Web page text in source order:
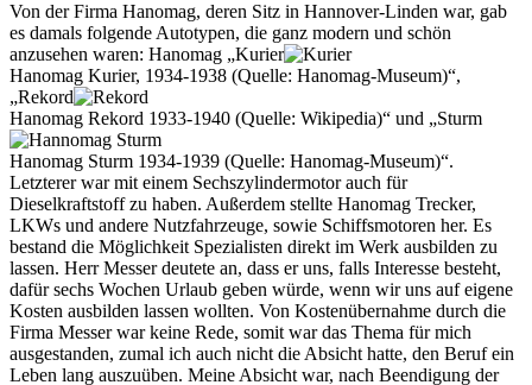
Von der Firma Hanomag, deren Sitz in Hannover-Linden war, gab
es damals folgende Autotypen, die ganz modern und schön
anzusehen waren: Hanomag
Kurier
Hanomag Kurier, 1934-1938 (Quelle: Hanomag-Museum) ,
Rekord
Hanomag Rekord 1933-1940 (Quelle: Wikipedia)
und Sturm
Hanomag Sturm 1934-1939 (Quelle: Hanomag-Museum) .
Letzterer war mit einem Sechszylindermotor auch für
Dieselkraftstoff zu haben. Außerdem stellte Hanomag Trecker,
LKWs und andere Nutzfahrzeuge, sowie Schiffsmotoren her. Es
bestand die Möglichkeit Spezialisten direkt im Werk ausbilden zu
lassen. Herr Messer deutete an, dass er uns, falls Interesse besteht,
dafür sechs Wochen Urlaub geben würde, wenn wir uns auf eigene
Kosten ausbilden lassen wollten. Von Kostenübernahme durch die
Firma Messer war keine Rede, somit war das Thema für mich
ausgestanden, zumal ich auch nicht die Absicht hatte, den Beruf ein
Leben lang auszuüben. Meine Absicht war, nach Beendigung der